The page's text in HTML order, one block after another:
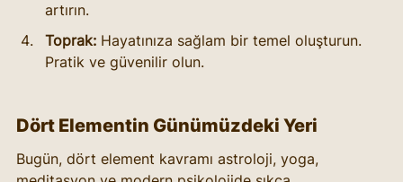
artırın.
Toprak: Hayatınıza sağlam bir temel oluşturun.
Pratik ve güvenilir olun.
Dört Elementin Günümüzdeki Yeri
Bugün, dört element kavramı astroloji, yoga,